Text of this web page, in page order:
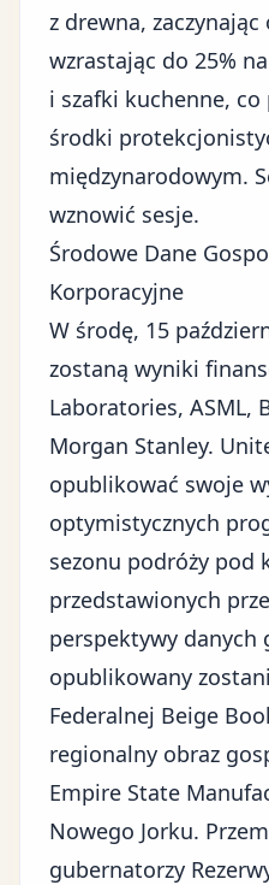
z drewna,
wzrastając do 25%
i szafki kuchenne,
środki
międzynarodowym.
wznowić sesje.
Środowe Dane
Korporacyjne
W środę, 15
zostaną wyniki
Laboratories, ASML,
Morgan Stanley.
opublikować swoje
optymistycznych
sezonu podróży pod
przedstawionych
perspektywy danych
opublikowany
Federalnej Beige
regionalny obraz
Empire State
Nowego Jorku.
gubernatorzy